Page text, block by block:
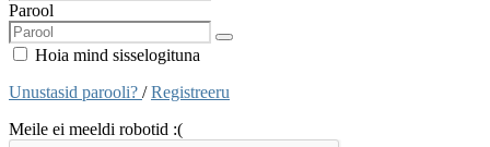
Parool
Hoia mind sisselogituna
Unustasid parooli? /Registreeru
Meile ei meeldi robotid :(